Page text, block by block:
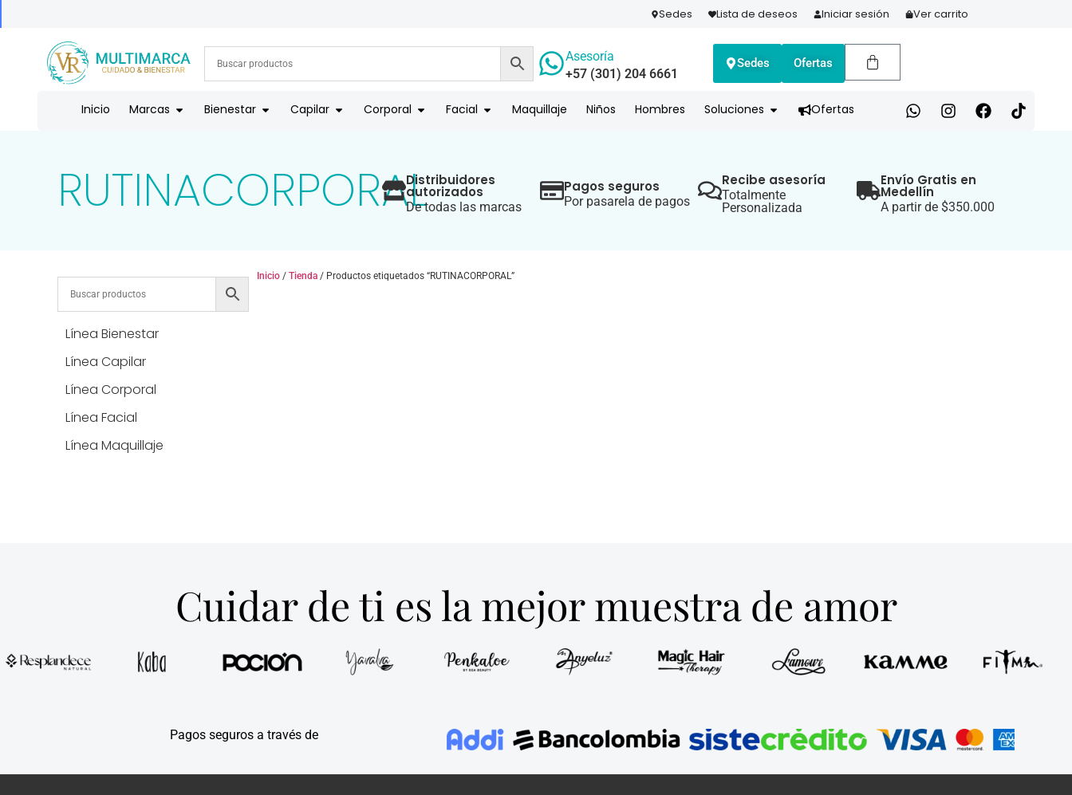
ENVÍOS A TODO EL PAÍS | RECIBIMOS TODOS LOS MEDIOS DE PAGO COMPRA HOY Y PAGA EN 3 CUOTAS CON ADDI
Sedes Lista de deseos Iniciar sesión Ver carrito
Asesoría
+57 (301) 204 6661
Sedes Ofertas
Inicio Marcas Bienestar Capilar Corporal Facial Maquillaje Niños Hombres Soluciones Ofertas
RUTINACORPORALDistribuidores
autorizados
De todas las marcas
Pagos seguros
Por pasarela de pagos
Recibe asesoría
Totalmente
Personalizada
Envío Gratis en
Medellín
A partir de $350.000
Línea Bienestar
Línea Capilar
Línea Corporal
Línea Facial
Línea Maquillaje
Inicio / Tienda / Productos etiquetados “RUTINACORPORAL”
Cuidar de ti es la mejor muestra de amor
Pagos seguros a través de